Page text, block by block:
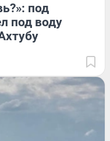
под
под воду